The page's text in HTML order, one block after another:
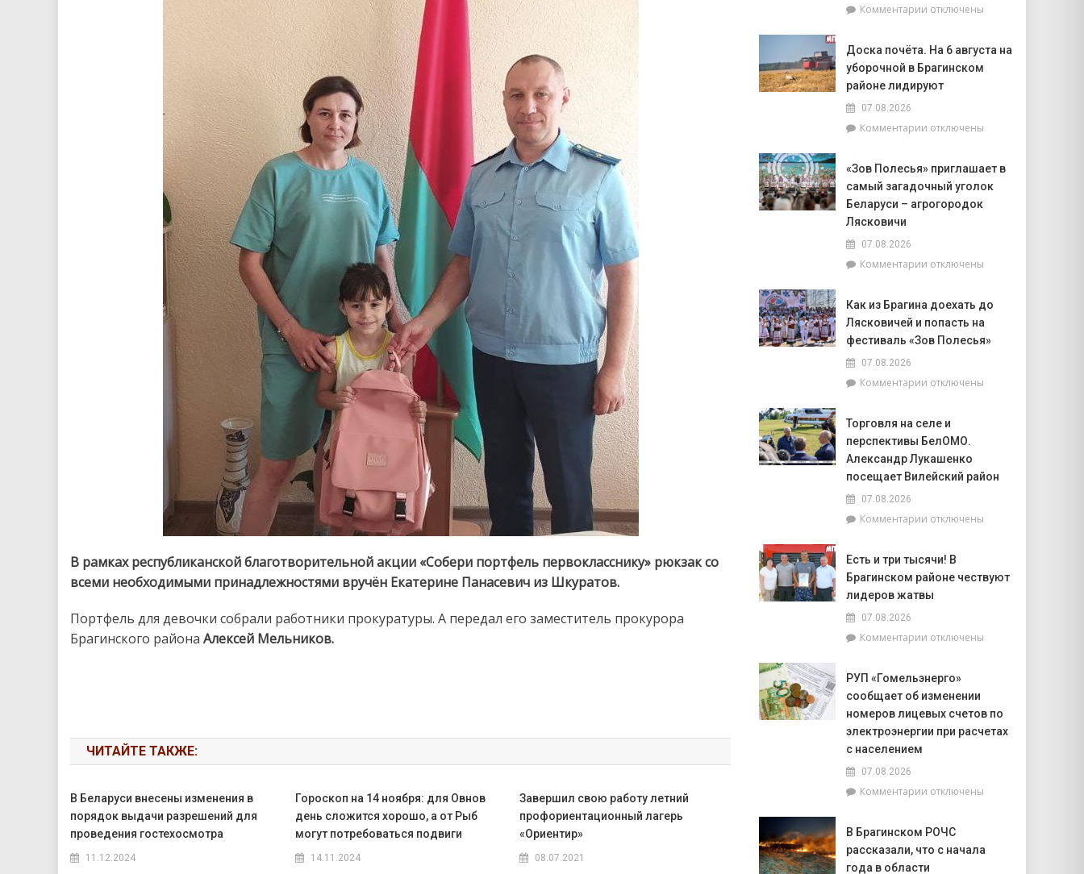
В рамках республиканской благотворительной акции «Собери портфель первокласснику» рюкзак со
всеми необходимыми принадлежностями вручён Екатерине Панасевич из Шкуратов.
Портфель для девочки собрали работники прокуратуры. А передал его заместитель прокурора
Брагинского района Алексей Мельников.
ЧИТАЙТЕ ТАКЖЕ:
В Беларуси внесены изменения в
порядок выдачи разрешений для
проведения гостехосмотра
11.12.2024
Гороскоп на 14 ноября: для Овнов
день сложится хорошо, а от Рыб
могут потребоваться подвиги
14.11.2024
Завершил свою работу летний
профориентационный лагерь
«Ориентир»
08.07.2021
Комментариик
депутатского
корпуса
во
председателем
депутатов
Инной
Михаленко
в
местности
отключены
Доска почёта. На 6 августа на
уборочной в Брагинском
районе лидируют
07.08.2026
Комментариик
почёта.
На
6
в
лидируют
отключены
«Зов Полесья» приглашает в
самый загадочный уголок
Беларуси – агрогородок
Лясковичи
07.08.2026
Комментариик
Полесья»
приглашает
в
уголок
агрогородок
Лясковичи
отключены
Как из Брагина доехать до
Лясковичей и попасть на
фестиваль «Зов Полесья»
07.08.2026
Комментариик
из
Брагина
доехать
до
попасть
«Зов
Полесья»
отключены
Торговля на селе и
перспективы БелОМО.
Александр Лукашенко
посещает Вилейский район
07.08.2026
Комментариик
на
селе
и
Александр
Вилейский
район
отключены
Есть и три тысячи! В
Брагинском районе чествуют
лидеров жатвы
07.08.2026
Комментариик
и
три
тысячи!
В
лидеров
отключены
РУП «Гомельэнерго»
сообщает об изменении
номеров лицевых счетов по
электроэнергии при расчетах
с населением
07.08.2026
Комментариик
«Гомельэнерго»
сообщает
об
отключены
В Брагинском РОЧС
рассказали, что с начала
года в области